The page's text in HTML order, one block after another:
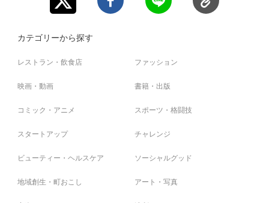
カテゴリーから探す
レストラン・飲食店 ファッション
映画・動画 書籍・出版
コミック・アニメ スポーツ・格闘技
スタートアップ チャレンジ
ビューティー・ヘルスケア ソーシャルグッド
地域創生・町おこし アート・写真